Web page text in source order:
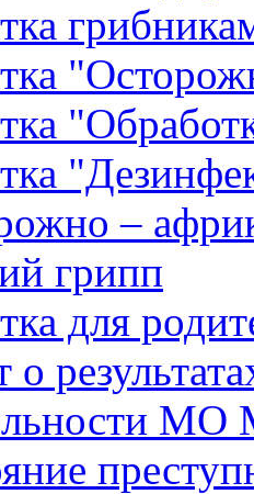
–
грипп
для
о
МО